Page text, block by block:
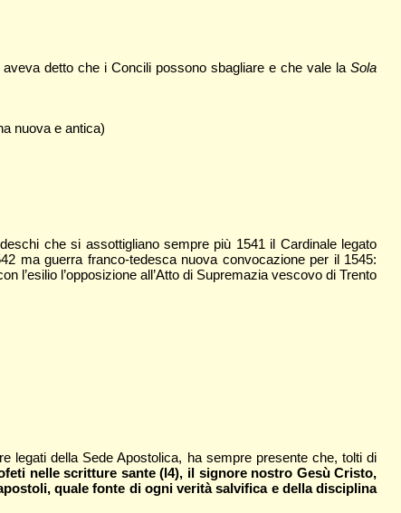
detto che i Concili possono sbagliare e che vale laSola
nuova e antica)
che si assottigliano sempre più 1541 il Cardinale legato
ma guerra franco-tedesca nuova convocazione per il 1545:
l’esilio l’opposizione all’Atto di Supremazia vescovo di Trento
legati della Sede Apostolica, ha sempre presente che, tolti di
nelle scritture sante (l4), il signore nostro Gesù Cristo,
quale fonte di ogni verità salvifica e della disciplina